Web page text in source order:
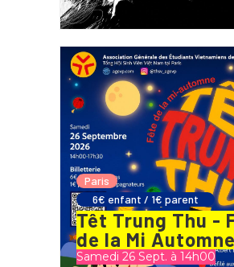
Paris
6€ enfant / 1€ parent
Têt Trung Thu -
de la Mi Automne
Samedi 26 Sept. à 14h00